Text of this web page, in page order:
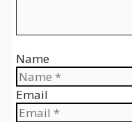
Name
Email